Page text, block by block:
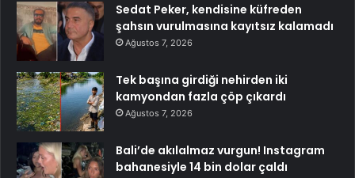
Sedat Peker, kendisine küfreden
şahsın vurulmasına kayıtsız kalamadı
Ağustos 7, 2026
Tek başına girdiği nehirden iki
kamyondan fazla çöp çıkardı
Ağustos 7, 2026
Bali’de akılalmaz vurgun! Instagram
bahanesiyle 14 bin dolar çaldı